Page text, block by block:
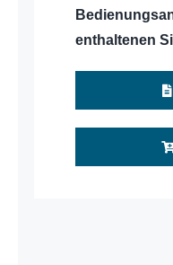
enthaltenen